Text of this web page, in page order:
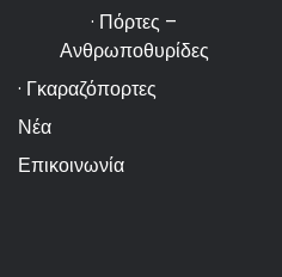
· Πόρτες –
Ανθρωποθυρίδες
· Γκαραζόπορτες
Νέα
Επικοινωνία